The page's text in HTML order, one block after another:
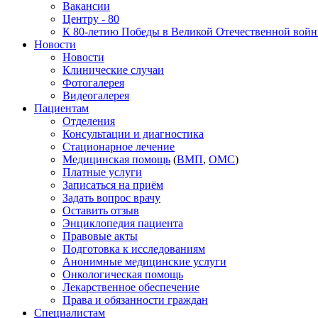
Вакансии
Центру - 80
К 80-летию Победы в Великой Отечественной
Новости
Новости
Клинические случаи
Фотогалерея
Видеогалерея
Пациентам
Отделения
Консультации и диагностика
Стационарное лечение
Медицинская помощь (ВМП, ОМС)
Платные услуги
Записаться на приём
Задать вопрос врачу
Оставить отзыв
Энциклопедия пациента
Правовые акты
Подготовка к исследованиям
Анонимные медицинские услуги
Онкологическая помощь
Лекарственное обеспечение
Права и обязанности граждан
Специалистам